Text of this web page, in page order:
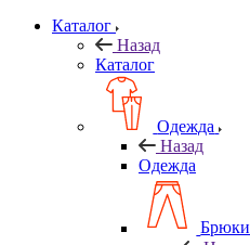
Каталог
Назад
Каталог
Одежда
Назад
Одежда
Брюки